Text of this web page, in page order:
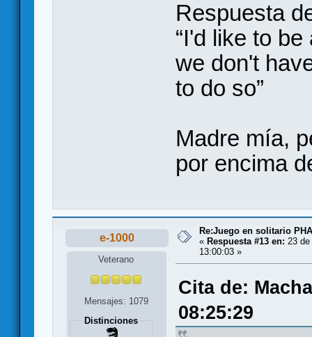
Respuesta
“I'd like to
we don't
to do so”
Madre mía,
por encima
e-1000
Veterano
Mensajes: 1079
Distinciones
Re:Juego en solitario
« Respuesta #13 en: 23
13:00:03 »
Cita de:
08:25:29